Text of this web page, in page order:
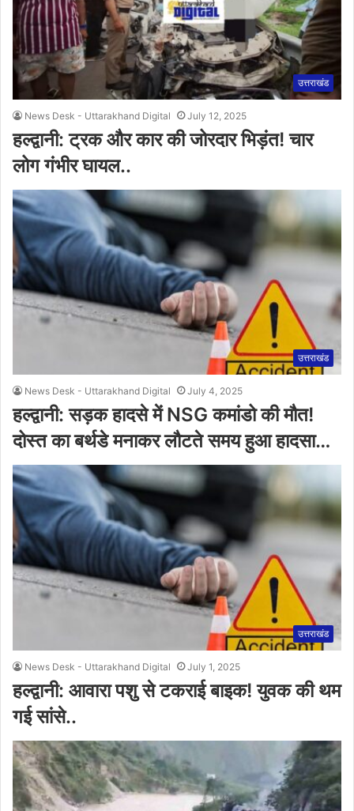
उत्तराखंड
News Desk - Uttarakhand Digital July 12, 2025
हल्द्वानी: ट्रक और कार की जोरदार भिड़ंत! चार
लोग गंभीर घायल..
उत्तराखंड
News Desk - Uttarakhand Digital July 4, 2025
हल्द्वानी: सड़क हादसे में NSG कमांडो की मौत!
दोस्त का बर्थडे मनाकर लौटते समय हुआ हादसा…
उत्तराखंड
News Desk - Uttarakhand Digital July 1, 2025
हल्द्वानी: आवारा पशु से टकराई बाइक! युवक की थम
गई सांसे..